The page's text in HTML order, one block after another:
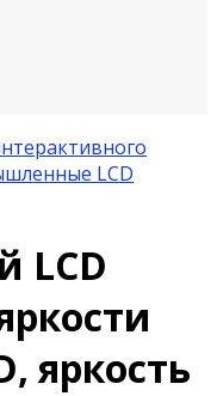
LCD
LCD
яркость